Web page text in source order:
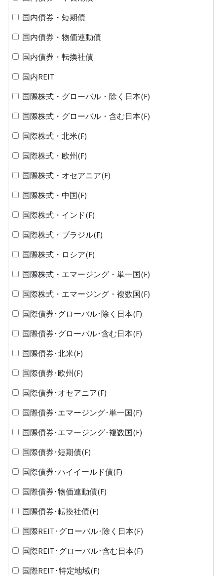
国内債券・短期債
国内債券・物価連動債
国内債券・転換社債
国内REIT
国際株式・グローバル・除く日本(F)
国際株式・グローバル・含む日本(F)
国際株式・北米(F)
国際株式・欧州(F)
国際株式・オセアニア(F)
国際株式・中国(F)
国際株式・インド(F)
国際株式・ブラジル(F)
国際株式・ロシア(F)
国際株式・エマージング・単一国(F)
国際株式・エマージング・複数国(F)
国際債券･グローバル･除く日本(F)
国際債券･グローバル･含む日本(F)
国際債券･北米(F)
国際債券･欧州(F)
国際債券･オセアニア(F)
国際債券･エマージング･単一国(F)
国際債券･エマージング･複数国(F)
国際債券･短期債(F)
国際債券･ハイイールド債(F)
国際債券･物価連動債(F)
国際債券･転換社債(F)
国際REIT･グローバル･除く日本(F)
国際REIT･グローバル･含む日本(F)
国際REIT･特定地域(F)